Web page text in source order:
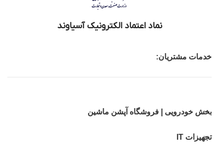
نماد اعتماد الکترونیک آسیاوند
خدمات مشتریان:
بخش خودرویی | فروشگاه آپشن ماشین
تجهیزات IT